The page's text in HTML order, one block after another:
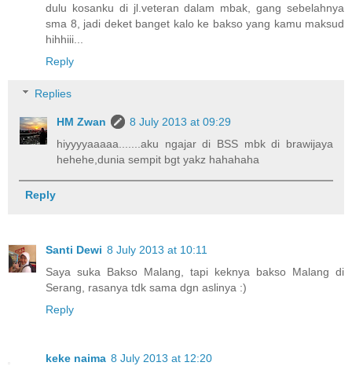
dulu kosanku di jl.veteran dalam mbak, gang sebelahnya
sma 8, jadi deket banget kalo ke bakso yang kamu maksud
hihhiii...
Reply
Replies
HM Zwan
8 July 2013 at 09:29
hiyyyyaaaaa.......aku ngajar di BSS mbk di brawijaya
hehehe,dunia sempit bgt yakz hahahaha
Reply
Santi Dewi 8 July 2013 at 10:11
Saya suka Bakso Malang, tapi keknya bakso Malang di
Serang, rasanya tdk sama dgn aslinya :)
Reply
keke naima 8 July 2013 at 12:20